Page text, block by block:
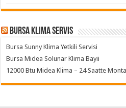
Bursa klima servis
Bursa Sunny Klima Yetkili Servisi
Bursa Midea Solunar Klima Bayii
12000 Btu Midea Klima – 24 Saatte